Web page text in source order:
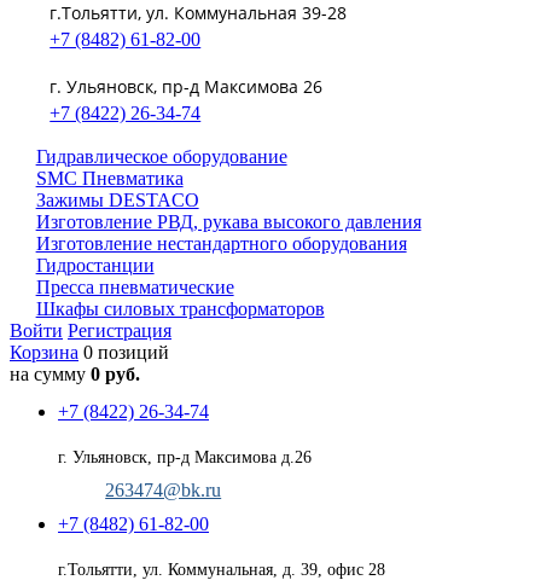
г.Тольятти, ул. Коммунальная 39-28
+7 (8482) 61-82-00
г. Ульяновск, пр-д Максимова 26
+7 (8422) 26-34-74
Гидравлическое оборудование
SMC Пневматика
Зажимы DESTACO
Изготовление РВД, рукава высокого давления
Изготовление нестандартного оборудования
Гидростанции
Пресса пневматические
Шкафы силовых трансформаторов
Войти Регистрация
Корзина 0 позиций
на сумму 0 руб.
+7 (8422) 26-34-74
г. Ульяновск, пр-д Максимова д.26
263474@bk.ru
+7 (8482) 61-82-00
г.Тольятти, ул. Коммунальная, д. 39, офис 28